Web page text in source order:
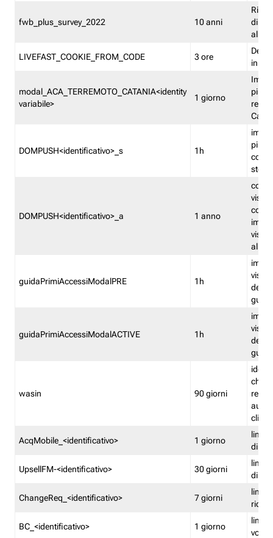
fwb_plus_survey_2022 10 anni
di
LIVEFAST_COOKIE_FROM_CODE 3 ore
in
modal_ACA_TERREMOTO_CATANIA<identity
variabile>
1 giorno
più
DOMPUSH<identificativo>_s 1h
più
DOMPUSH<identificativo>_a 1 anno
guidaPrimiAccessiModalPRE 1h
della
guidaPrimiAccessiModalACTIVE 1h
della
wasin 90 giorni
che
rete
clienti
AcqMobile_<identificativo> 1 giorno
limita
di
UpsellFM-<identificativo> 30 giorni
limita
di
ChangeReq_<identificativo> 7 giorni
limita
BC_<identificativo> 1 giorno
limita